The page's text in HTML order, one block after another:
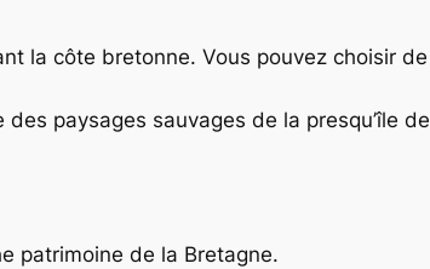
la côte bretonne. Vous pouvez choisir de
paysages sauvages de la presqu’île de
patrimoine de la Bretagne.